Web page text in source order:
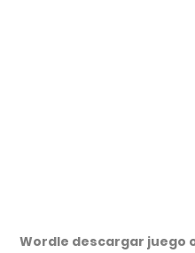
Wordle descargar juego